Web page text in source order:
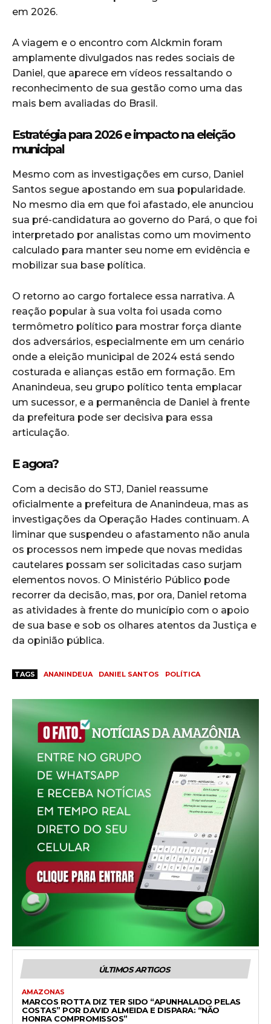
em 2026.
A viagem e o encontro com Alckmin foram
amplamente divulgados nas redes sociais de
Daniel, que aparece em vídeos ressaltando o
reconhecimento de sua gestão como uma das
mais bem avaliadas do Brasil.
Estratégia para 2026 e impacto na eleição
municipal
Mesmo com as investigações em curso, Daniel
Santos segue apostando em sua popularidade.
No mesmo dia em que foi afastado, ele anunciou
sua pré-candidatura ao governo do Pará, o que foi
interpretado por analistas como um movimento
calculado para manter seu nome em evidência e
mobilizar sua base política.
O retorno ao cargo fortalece essa narrativa. A
reação popular à sua volta foi usada como
termômetro político para mostrar força diante
dos adversários, especialmente em um cenário
onde a eleição municipal de 2024 está sendo
costurada e alianças estão em formação. Em
Ananindeua, seu grupo político tenta emplacar
um sucessor, e a permanência de Daniel à frente
da prefeitura pode ser decisiva para essa
articulação.
E agora?
Com a decisão do STJ, Daniel reassume
oficialmente a prefeitura de Ananindeua, mas as
investigações da Operação Hades continuam. A
liminar que suspendeu o afastamento não anula
os processos nem impede que novas medidas
cautelares possam ser solicitadas caso surjam
elementos novos. O Ministério Público pode
recorrer da decisão, mas, por ora, Daniel retoma
as atividades à frente do município com o apoio
de sua base e sob os olhares atentos da Justiça e
da opinião pública.
TAGS ANANINDEUA DANIEL SANTOS POLÍTICA
ÚLTIMOS ARTIGOS
AMAZONAS
MARCOS ROTTA DIZ TER SIDO “APUNHALADO PELAS
COSTAS” POR DAVID ALMEIDA E DISPARA: “NÃO
HONRA COMPROMISSOS”